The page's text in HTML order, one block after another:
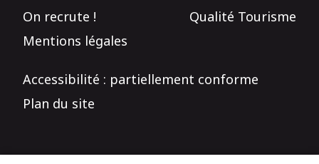
On recrute !
Qualité Tourisme
Mentions légales
Accessibilité : partiellement conforme
Plan du site